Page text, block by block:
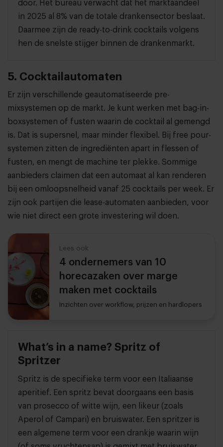
door. Het bureau verwacht dat het marktaandeel
in 2025 al 8% van de totale drankensector beslaat.
Daarmee zijn de ready-to-drink cocktails volgens
hen de snelste stijger binnen de drankenmarkt.
5. Cocktailautomaten
Er zijn verschillende geautomatiseerde pre-
mixsystemen op de markt. Je kunt werken met bag-in-
boxsystemen of fusten waarin de cocktail al gemengd
is. Dat is supersnel, maar minder flexibel. Bij free pour-
systemen zitten de ingrediënten apart in flessen of
fusten, en mengt de machine ter plekke. Sommige
aanbieders claimen dat een automaat al kan renderen
bij een omloopsnelheid vanaf 25 cocktails per week. Er
zijn ook partijen die lease-automaten aanbieden, voor
wie niet direct een grote investering wil doen.
Lees ook
4 ondernemers van 10
horecazaken over marge
maken met cocktails
Inzichten over workflow, prijzen en hardlopers
What’s in a name? Spritz of
Spritzer
Spritz is de specifieke term voor een Italiaanse
aperitief. Een spritz bevat doorgaans een basis
van prosecco of witte wijn, een likeur (zoals
Aperol of Campari) en bruiswater. Een spritzer is
een algemene term voor een drankje waarin wijn